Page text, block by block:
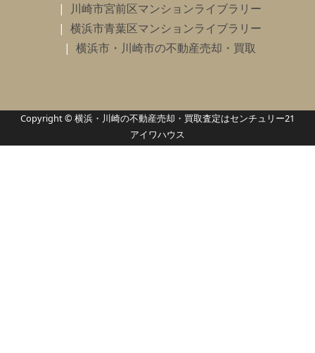
川崎市宮前区マンションライブラリー
横浜市青葉区マンションライブラリー
横浜市・川崎市の不動産売却・買取
Copyright © 横浜・川崎の不動産売却・買取査定はセンチュリー21
アイワハウス